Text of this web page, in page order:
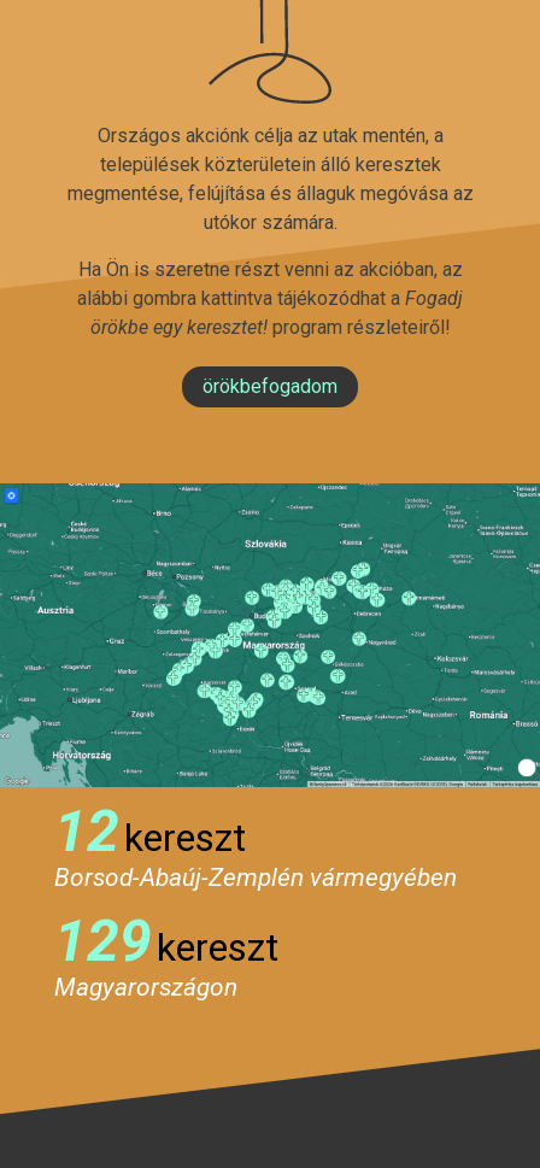
Országos akciónk célja az utak mentén, a
települések közterületein álló keresztek
megmentése, felújítása és állaguk megóvása az
utókor számára.
Ha Ön is szeretne részt venni az akcióban, az
alábbi gombra kattintva tájékozódhat a Fogadj
örökbe egy keresztet!program részleteiről!
örökbefogadom
12kereszt
Borsod-Abaúj-Zemplén vármegyében
129kereszt
Magyarországon